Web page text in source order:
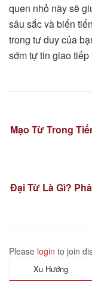
quen nhỏ này sẽ
sâu sắc và biến
trong tư duy của
sớm tự tin giao
Mạo Từ Trong
Đại Từ Là Gì?
Please login to join
Xu Hướng